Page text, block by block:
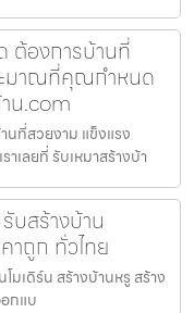
ต้องการบ้านที่
ะมาณที่คุณกำหนด
น.com
นที่สวยงาม แข็งแรง
เลยที่ รับเหมาสร้างบ้า
บสร้างบ้าน
าถูก ทั่วไทย
มเดิร์น สร้างบ้านหรู สร้าง
กแบ